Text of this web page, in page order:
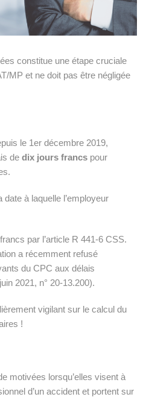
constitue une étape cruciale
MP et ne doit pas être négligée
le 1er décembre 2019,
de dix jours francs pour
à laquelle l’employeur
par l’article R 441-6 CSS.
a récemment refusé
du CPC aux délais
2021, n° 20-13.200).
vigilant sur le calcul du
!
motivées lorsqu’elles visent à
d’un accident et portent sur